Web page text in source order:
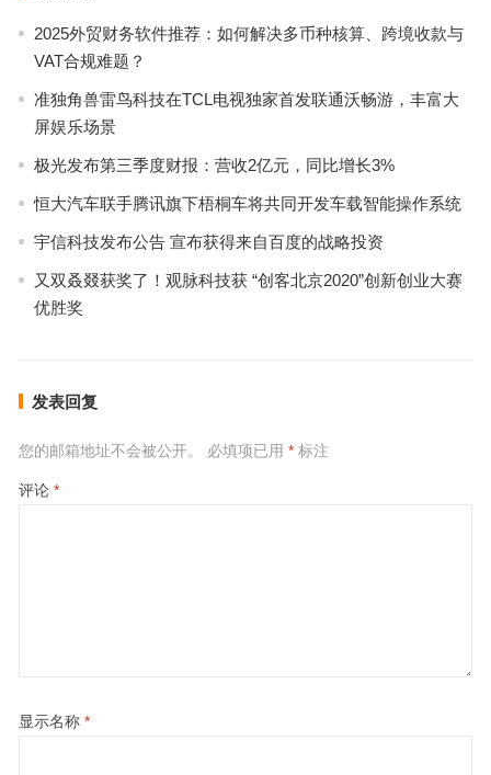
2025外贸财务软件推荐：如何解决多币种核算、跨境收款与
VAT合规难题？
准独角兽雷鸟科技在TCL电视独家首发联通沃畅游，丰富大
屏娱乐场景
极光发布第三季度财报：营收2亿元，同比增长3%
恒大汽车联手腾讯旗下梧桐车将共同开发车载智能操作系统
宇信科技发布公告 宣布获得来自百度的战略投资
又双叒叕获奖了！观脉科技获 “创客北京2020”创新创业大赛
优胜奖
发表回复
您的邮箱地址不会被公开。 必填项已用 *标注
评论 *
显示名称 *